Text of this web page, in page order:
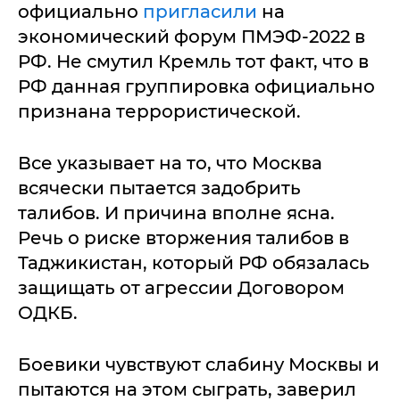
официально пригласили на
экономический форум ПМЭФ-2022 в
РФ. Не смутил Кремль тот факт, что в
РФ данная группировка официально
признана террористической.
Все указывает на то, что Москва
всячески пытается задобрить
талибов. И причина вполне ясна.
Речь о риске вторжения талибов в
Таджикистан, который РФ обязалась
защищать от агрессии Договором
ОДКБ.
Боевики чувствуют слабину Москвы и
пытаются на этом сыграть, заверил